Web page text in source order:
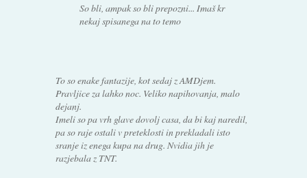
So bli, ampak so bli prepozni... Imaš kr
nekaj spisanega na to temo
To so enake fantazije, kot sedaj z AMDjem.
Pravljice za lahko noc. Veliko napihovanja, malo
dejanj.
Imeli so pa vrh glave dovolj casa, da bi kaj naredil,
pa so raje ostali v preteklosti in prekladali isto
sranje iz enega kupa na drug. Nvidia jih je
razjebala z TNT.